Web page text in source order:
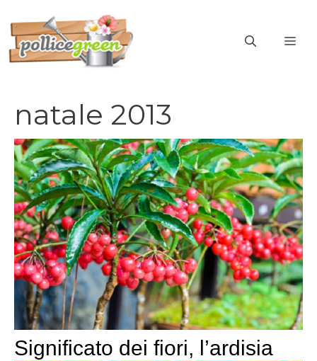
contenuto
natale 2013
Significato dei fiori, l’ardisia